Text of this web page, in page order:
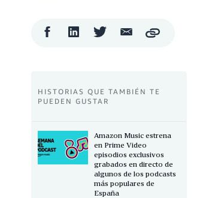
CompartirCompartirCompartirCompartir
Copy
HISTORIAS QUE TAMBIÉN TE
PUEDEN GUSTAR
Amazon Music estrena
en Prime Video
episodios exclusivos
grabados en directo de
algunos de los podcasts
más populares de
España